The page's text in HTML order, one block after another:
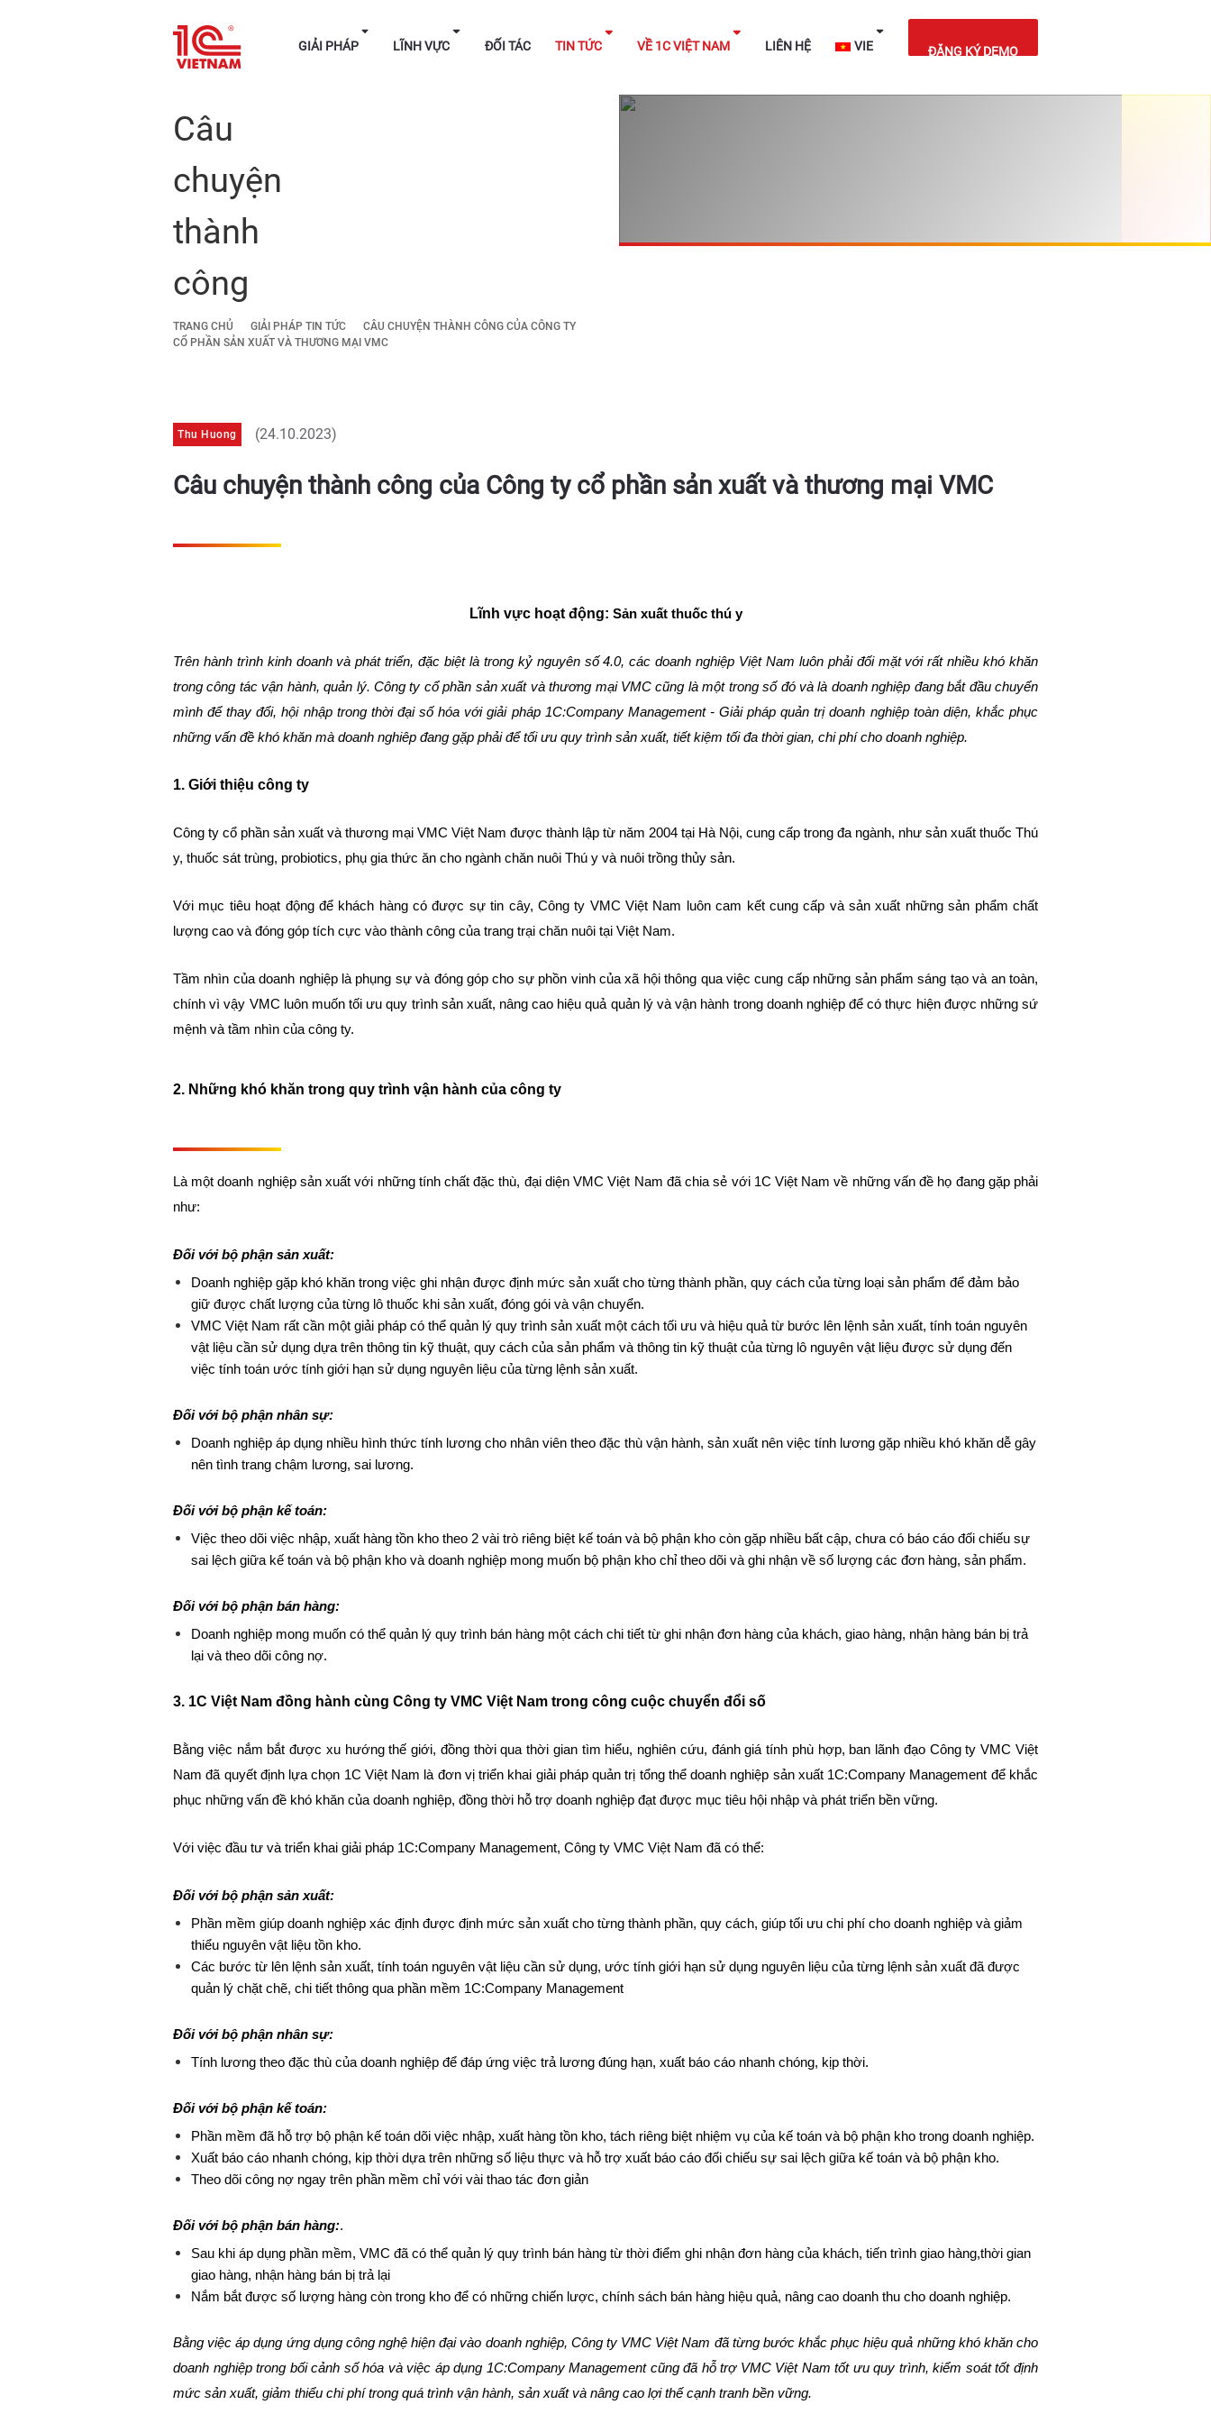
GIẢI PHÁP LĨNH VỰC ĐỐI TÁC TIN TỨC VỀ 1C VIỆT NAM LIÊN HỆ VIE
Câu
chuyện
thành
công
TRANG CHỦ GIẢI PHÁP TIN TỨC
CÂU CHUYỆN THÀNH CÔNG CỦA CÔNG TY
CỔ PHẦN SẢN XUẤT VÀ THƯƠNG MẠI VMC
Thu Huong (24.10.2023)
Câu chuyện thành công của Công ty cổ phần sản xuất và thương mại VMC
Lĩnh vực hoạt động: Sản xuất thuốc thú y
Trên hành trình kinh doanh và phát triển, đặc biệt là trong kỷ nguyên số 4.0, các doanh nghiệp Việt Nam luôn phải đối mặt với rất nhiều khó khăn
trong công tác vận hành, quản lý.Công ty cổ phần sản xuất và thương mại VMC cũng là một trong số đó và là doanh nghiệp đang bắt đầu chuyển
mình để thay đổi, hội nhập trong thời đại số hóa với giải pháp 1C:Company Management - Giải pháp quản trị doanh nghiệp toàn diện, khắc phục
những vấn đề khó khăn mà doanh nghiêp đang gặp phải để tối ưu quy trình sản xuất, tiết kiệm tối đa thời gian, chi phí cho doanh nghiệp.
1. Giới thiệu công ty
Công ty cổ phần sản xuất và thương mại VMC Việt Nam được thành lập từ năm 2004 tại Hà Nội, cung cấp trong đa ngành, như sản xuất thuốc Thú
y, thuốc sát trùng, probiotics, phụ gia thức ăn cho ngành chăn nuôi Thú y và nuôi trồng thủy sản.
Với mục tiêu hoạt động để khách hàng có được sự tin cây, Công ty VMC Việt Nam luôn cam kết cung cấp và sản xuất những sản phẩm chất
lượng cao và đóng góp tích cực vào thành công của trang trại chăn nuôi tại Việt Nam.
Tầm nhìn của doanh nghiệp là phụng sự và đóng góp cho sự phồn vinh của xã hội thông qua việc cung cấp những sản phẩm sáng tạo và an toàn,
chính vì vậy VMC luôn muốn tối ưu quy trình sản xuất, nâng cao hiệu quả quản lý và vận hành trong doanh nghiệp để có thực hiện được những sứ
mệnh và tầm nhìn của công ty.
2. Những khó khăn trong quy trình vận hành của công ty
Là một doanh nghiệp sản xuất với những tính chất đặc thù, đại diện VMC Việt Nam đã chia sẻ với 1C Việt Nam về những vấn đề họ đang gặp phải
như:
Đối với bộ phận sản xuất:
Doanh nghiệp gặp khó khăn trong việc ghi nhận được định mức sản xuất cho từng thành phần, quy cách của từng loại sản phẩm để đảm bảo
giữ được chất lượng của từng lô thuốc khi sản xuất, đóng gói và vận chuyển.
VMC Việt Nam rất cần một giải pháp có thể quản lý quy trình sản xuất một cách tối ưu và hiệu quả từ bước lên lệnh sản xuất, tính toán nguyên
vật liệu cần sử dụng dựa trên thông tin kỹ thuật, quy cách của sản phẩm và thông tin kỹ thuật của từng lô nguyên vật liệu được sử dụng đến
việc tính toán ước tính giới hạn sử dụng nguyên liệu của từng lệnh sản xuất.
Đối với bộ phận nhân sự:
Doanh nghiệp áp dụng nhiều hình thức tính lương cho nhân viên theo đặc thù vận hành, sản xuất nên việc tính lương gặp nhiều khó khăn dễ gây
nên tình trang chậm lương, sai lương.
Đối với bộ phận kế toán:
Việc theo dõi việc nhập, xuất hàng tồn kho theo 2 vài trò riêng biệt kế toán và bộ phận kho còn gặp nhiều bất cập, chưa có báo cáo đối chiếu sự
sai lệch giữa kế toán và bộ phận kho và doanh nghiệp mong muốn bộ phận kho chỉ theo dõi và ghi nhận về số lượng các đơn hàng, sản phẩm.
Đối với bộ phận bán hàng:
Doanh nghiệp mong muốn có thể quản lý quy trình bán hàng một cách chi tiết từ ghi nhận đơn hàng của khách, giao hàng, nhận hàng bán bị trả
lại và theo dõi công nợ.
3. 1C Việt Nam đồng hành cùng Công ty VMC Việt Nam trong công cuộc chuyển đổi số
Bằng việc nắm bắt được xu hướng thế giới, đồng thời qua thời gian tìm hiểu, nghiên cứu, đánh giá tính phù hợp, ban lãnh đạo Công ty VMC Việt
Nam đã quyết định lựa chọn 1C Việt Nam là đơn vị triển khai giải pháp quản trị tổng thể doanh nghiệp sản xuất 1C:Company Management để khắc
phục những vấn đề khó khăn của doanh nghiệp, đồng thời hỗ trợ doanh nghiệp đạt được mục tiêu hội nhập và phát triển bền vững.
Với việc đầu tư và triển khai giải pháp 1C:Company Management, Công ty VMC Việt Nam đã có thể:
Đối với bộ phận sản xuất:
Phần mềm giúp doanh nghiệp xác định được định mức sản xuất cho từng thành phần, quy cách, giúp tối ưu chi phí cho doanh nghiệp và giảm
thiểu nguyên vật liệu tồn kho.
Các bước từ lên lệnh sản xuất, tính toán nguyên vật liệu cần sử dụng, ước tính giới hạn sử dụng nguyên liệu của từng lệnh sản xuất đã được
quản lý chặt chẽ, chi tiết thông qua phần mềm 1C:Company Management
Đối với bộ phận nhân sự:
Tính lương theo đặc thù của doanh nghiệp để đáp ứng việc trả lương đúng hạn, xuất báo cáo nhanh chóng, kịp thời.
Đối với bộ phận kế toán:
Phần mềm đã hỗ trợ bộ phận kế toán dõi việc nhập, xuất hàng tồn kho, tách riêng biệt nhiệm vụ của kế toán và bộ phận kho trong doanh nghiệp.
Xuất báo cáo nhanh chóng, kịp thời dựa trên những số liệu thực và hỗ trợ xuất báo cáo đối chiếu sự sai lệch giữa kế toán và bộ phận kho.
Theo dõi công nợ ngay trên phần mềm chỉ với vài thao tác đơn giản
Đối với bộ phận bán hàng:.
Sau khi áp dụng phần mềm, VMC đã có thể quản lý quy trình bán hàng từ thời điểm ghi nhận đơn hàng của khách, tiến trình giao hàng,thời gian
giao hàng, nhận hàng bán bị trả lại
Nắm bắt được số lượng hàng còn trong kho để có những chiến lược, chính sách bán hàng hiệu quả, nâng cao doanh thu cho doanh nghiệp.
Bằng việc áp dụng ứng dụng công nghệ hiện đại vào doanh nghiệp, Công ty VMC Việt Nam đã từng bước khắc phục hiệu quả những khó khăn cho
doanh nghiệp trong bối cảnh số hóa và việc áp dụng 1C:Company Management cũng đã hỗ trợ VMC Việt Nam tốt ưu quy trình, kiểm soát tốt định
mức sản xuất, giảm thiểu chi phí trong quá trình vận hành, sản xuất và nâng cao lợi thế cạnh tranh bền vững.